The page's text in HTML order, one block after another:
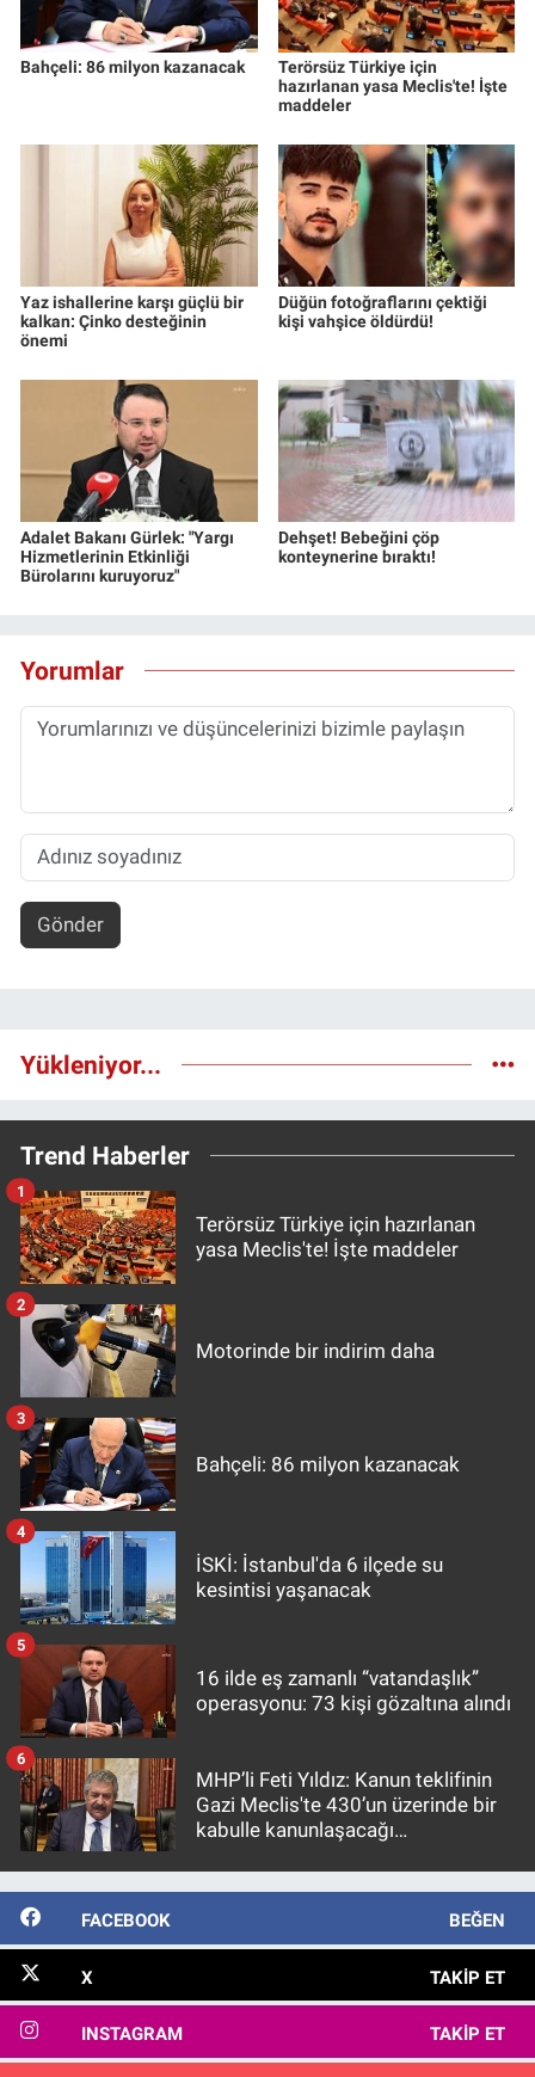
Bahçeli: 86 milyon kazanacak
Terörsüz Türkiye için
hazırlanan yasa Meclis'te! İşte
maddeler
Yaz ishallerine karşı güçlü bir
kalkan: Çinko desteğinin
önemi
Düğün fotoğraflarını çektiği
kişi vahşice öldürdü!
Adalet Bakanı Gürlek: "Yargı
Hizmetlerinin Etkinliği
Bürolarını kuruyoruz"
Dehşet! Bebeğini çöp
konteynerine bıraktı!
Yorumlar
Gönder
Yükleniyor...
Trend Haberler
Terörsüz Türkiye için hazırlanan
yasa Meclis'te! İşte maddeler
1
Motorinde bir indirim daha
2
Bahçeli: 86 milyon kazanacak
3
İSKİ: İstanbul'da 6 ilçede su
kesintisi yaşanacak
4
16 ilde eş zamanlı “vatandaşlık”
operasyonu: 73 kişi gözaltına alındı
5
MHP’li Feti Yıldız: Kanun teklifinin
Gazi Meclis'te 430’un üzerinde bir
kabulle kanunlaşacağı
6
FACEBOOK BEĞEN
X TAKIP ET
INSTAGRAM TAKIP ET